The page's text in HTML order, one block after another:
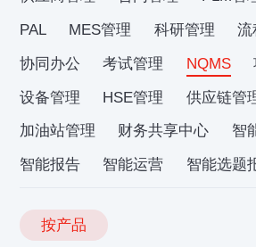
PAL
MES管理 科研管理
流
协同办公
考试管理 NQMS
设备管理
HSE管理
供应链管
加油站管理
财务共享中心
智
智能报告
智能运营 智能选题
按产品